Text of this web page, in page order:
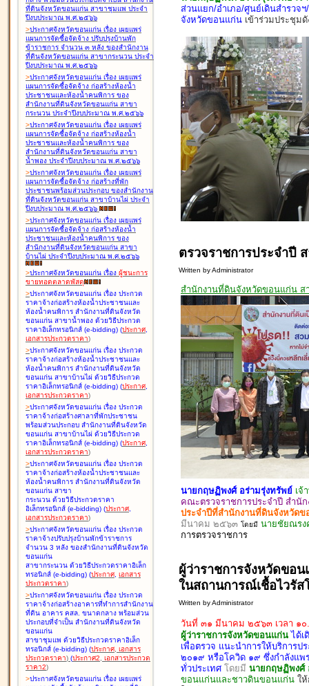
ที่ดินจังหวัดขอนแก่น สาขาชุมแพ ประจำ
ปีงบประมาณ พ.ศ.๒๕๖๖
>ประกาศจังหวัดขอนแก่น เรื่อง เผยแพร่
แผนการจัดซื้อจัดจ้าง ปรับปรุงบ้านพัก
ข้าราชการ จำนวน ๓ หลัง ของสำนักงาน
ที่ดินจังหวัดขอนแก่น สาขากระนวน ประจำ
ปีงบประมาณ พ.ศ.๒๕๖๖
>ประกาศจังหวัดขอนแก่น เรื่อง เผยแพร่
แผนการจัดซื้อจัดจ้าง ก่อสร้างห้องน้ำ
ประชาชนและห้องน้ำคนพิการ ของ
สำนักงานที่ดินจังหวัดขอนแก่น สาขา
กระนวน ประจำปีงบประมาณ พ.ศ.๒๕๖๖
>ประกาศจังหวัดขอนแก่น เรื่อง เผยแพร่
แผนการจัดซื้อจัดจ้าง ก่อสร้างห้องน้ำ
ประชาชนและห้องน้ำคนพิการ ของ
สำนักงานที่ดินจังหวัดขอนแก่น สาขา
น้ำพอง ประจำปีงบประมาณ พ.ศ.๒๕๖๖
>ประกาศจังหวัดขอนแก่น เรื่อง เผยแพร่
แผนการจัดซื้อจัดจ้าง ก่อสร้างที่พัก
ประชาชนพร้อมส่วนประกอบ ของสำนักงาน
ที่ดินจังหวัดขอนแก่น สาขาบ้านไผ่ ประจำ
ปีงบประมาณ พ.ศ.๒๕๖๖
>ประกาศจังหวัดขอนแก่น เรื่อง เผยแพร่
แผนการจัดซื้อจัดจ้าง ก่อสร้างห้องน้ำ
ประชาชนและห้องน้ำคนพิการ ของ
สำนักงานที่ดินจังหวัดขอนแก่น สาขา
บ้านไผ่ ประจำปีงบประมาณ พ.ศ.๒๕๖๖
>ประกาศจังหวัดขอนแก่น เรื่อง ผู้ชนะการ
ขายทอดตลาดพัสดุ
>ประกาศจังหวัดขอนแก่น เรื่อง ประกวด
ราคาจ้างก่อสร้างห้องน้ำประชาชนและ
ห้องน้ำคนพิการ สำนักงานที่ดินจังหวัด
ขอนแก่น สาขาน้ำพอง ด้วยวิธีประกวด
ราคาอิเล็กทรอนิกส์ (e-bidding) (ประกาศ,
เอกสารประกวดราคา)
>ประกาศจังหวัดขอนแก่น เรื่อง ประกวด
ราคาจ้างก่อสร้างห้องน้ำประชาชนและ
ห้องน้ำคนพิการ สำนักงานที่ดินจังหวัด
ขอนแก่น สาขาบ้านไผ่ ด้วยวิธีประกวด
ราคาอิเล็กทรอนิกส์ (e-bidding) (ประกาศ,
เอกสารประกวดราคา)
>ประกาศจังหวัดขอนแก่น เรื่อง ประกวด
ราคาจ้างก่อสร้างศาลาที่พักประชาชน
พร้อมส่วนประกอบ สำนักงานที่ดินจังหวัด
ขอนแก่น สาขาบ้านไผ่ ด้วยวิธีประกวด
ราคาอิเล็กทรอนิกส์ (e-bidding) (ประกาศ,
เอกสารประกวดราคา)
>ประกาศจังหวัดขอนแก่น เรื่อง ประกวด
ราคาจ้างก่อสร้างห้องน้ำประชาชนและ
ห้องน้ำคนพิการ สำนักงานที่ดินจังหวัด
ขอนแก่น สาขา
กระนวน ด้วยวิธีประกวดราคา
อิเล็กทรอนิกส์ (e-bidding) (ประกาศ,
เอกสารประกวดราคา)
>ประกาศจังหวัดขอนแก่น เรื่อง ประกวด
ราคาจ้างปรับปรุงบ้านพักข้าราชการ
จำนวน 3 หลัง ของสำนักงานที่ดินจังหวัด
ขอนแก่น
สาขากระนวน ด้วยวิธีประกวดราคาอิเล็ก
ทรอนิกส์ (e-bidding) (ประกาศ, เอกสาร
ประกวดราคา)
>ประกาศจังหวัดขอนแก่น เรื่อง ประกวด
ราคาจ้างก่อสร้างอาคารที่ทำการสำนักงาน
ที่ดิน อาคาร คสล. ขนาดกลาง พร้อมส่วน
ประกอบที่จำเป็น สำนักงานที่ดินจังหวัด
ขอนแก่น
สาขาชุมแพ ด้วยวิธีประกวดราคาอิเล็ก
ทรอนิกส์ (e-bidding) (ประกาศ, เอกสาร
ประกวดราคา) (ประกาศ2, เอกสารประกวด
ราคา2)
>ประกาศจังหวัดขอนแก่น เรื่อง เผยแพร่
ส่วนแยก/อำเภอ/ศูนย์เดินสำรวจ
จังหวัดขอนแก่น เข้าร่วมประชุมดั
ตรวจราชการประจำปี
Written by Administrator
สำนักงานที่ดินจังหวัดขอนแก่น ส
นายกฤษฏิพงศ์ อร่ามรุ่งทรัพย์ เจ้
คณะตรวจราชการประจำปี สำนั
ประจำปีที่สำนักงานที่ดินจังหวัด
มีนาคม ๒๕๖๓ โดยมี นายชัยณรง
การตรวจราชการ
ผู้ว่าราชการจังหวัดขอ
ในสถานการณ์เชื้อไวรั
Written by Administrator
วันที่ ๓๑ มีนาคม ๒๕๖๓ เวลา ๑
ผู้ว่าราชการจังหวัดขอนแก่น ได้เ
เพื่อตรวจ แนะนำการให้บริการ
๒๐๑๙ หรือโควิด ๑๙ ซึ่งกำลังแ
ทั่วประเทศ โดยมี นายกฤษฏิพงศ์
ขอนแก่นและชาวดินขอนแก่น ใ